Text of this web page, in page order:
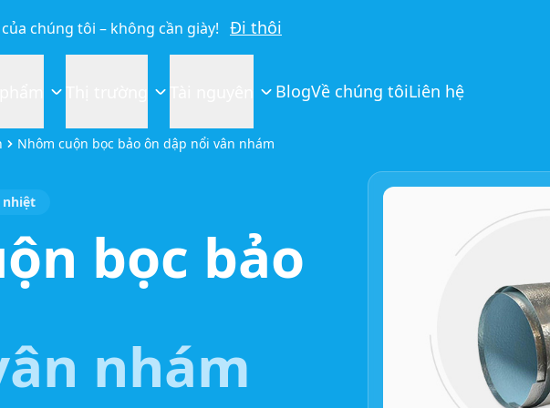
chúng tôi – không cần giày! Đi thôi
BlogVề chúng tôiLiên hệ
Nhôm cuộn bọc bảo ôn dập nổi vân nhám
nhiệt
bọc bảo
nhám